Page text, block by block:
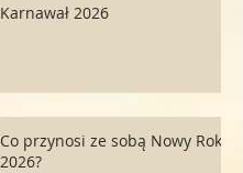
Karnawał 2026
Co przynosi ze sobą Nowy Rok
2026?